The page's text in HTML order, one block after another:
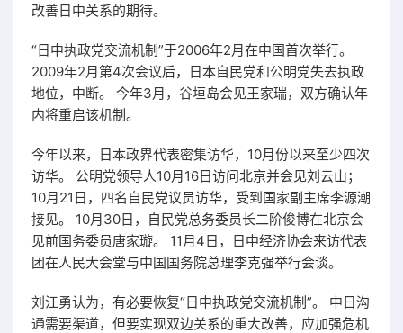
改善日中关系的期待。
“日中执政党交流机制”于2006年2月在中国首次举行。
2009年2月第4次会议后，日本自民党和公明党失去执政
地位，中断。 今年3月，谷垣岛会见王家​​瑞，双方确认年
内将重启该机制。
今年以来，日本政界代表密集访华，10月份以来至少四次
访华。 公明党领导人10月16日访问北京并会见刘云山；
10月21日，四名自民党议员访华，受到国家副主席李源潮
接见。 10月30日，自民党总务委员长二阶俊博在北京会
见前国务委员唐家璇。 11月4日，日中经济协会来访代表
团在人民大会堂与中国国务院总理李克强举行会谈。
刘江勇认为，有必要恢复“日中执政党交流机制”。 中日沟
通需要渠道，但要实现双边关系的重大改善，应加强危机